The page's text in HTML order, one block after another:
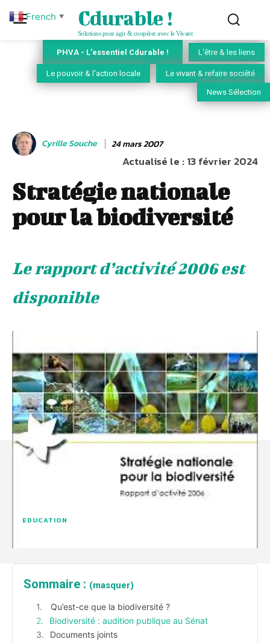
Cdurable !
Solutions pour agir & coopérer avec le Vivant
PHVA - L'essentiel Cdurable ! L'être & les liens
Le pouvoir & l'action locale Le vivant & refaire société
News Sélection
Cyrille Souche 24 mars 2007
Actualisé le :13 février 2024
Stratégie nationale
pour la biodiversité
Le rapport d’activité 2006 est
disponible
EDUCATION
Sommaire : (masquer)
Qu’est-ce que la biodiversité ?
Biodiversité : audition publique au Sénat
Documents joints
French ▼